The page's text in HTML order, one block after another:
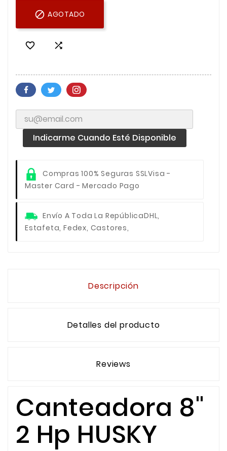
 AGOTADO
 
Indicarme Cuando Esté Disponible
Compras 100% Seguras SSLVisa -
Master Card - Mercado Pago
Envío A Toda La RepúblicaDHL,
Estafeta, Fedex, Castores,
Descripción
Detalles del producto
Reviews
Canteadora 8"
2 Hp HUSKY